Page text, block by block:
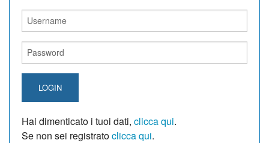
LOGIN
Hai dimenticato i tuoi dati, clicca qui.
Se non sei registratoclicca qui.